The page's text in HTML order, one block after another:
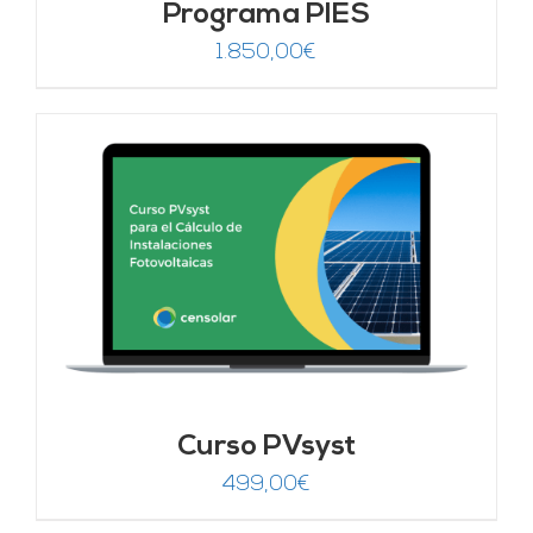
Programa PIES
1.850,00€
Curso PVsyst
499,00€